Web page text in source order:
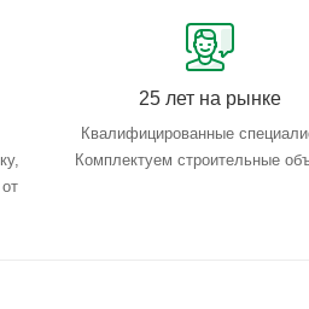
25 лет на рынке
Квалифицированные
Комплектуем строительные